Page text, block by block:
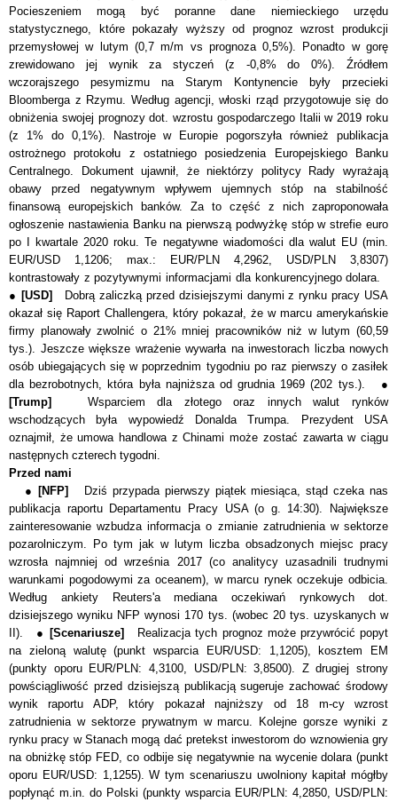
Pocieszeniem mogą być poranne dane niemieckiego urzędu
statystycznego, które pokazały wyższy od prognoz wzrost produkcji
przemysłowej w lutym (0,7 m/m vs prognoza 0,5%). Ponadto w gorę
zrewidowano jej wynik za styczeń (z -0,8% do 0%). Źródłem
wczorajszego pesymizmu na Starym Kontynencie były przecieki
Bloomberga z Rzymu. Według agencji, włoski rząd przygotowuje się do
obniżenia swojej prognozy dot. wzrostu gospodarczego Italii w 2019 roku
(z 1% do 0,1%). Nastroje w Europie pogorszyła również publikacja
ostrożnego protokołu z ostatniego posiedzenia Europejskiego Banku
Centralnego. Dokument ujawnił, że niektórzy politycy Rady wyrażają
obawy przed negatywnym wpływem ujemnych stóp na stabilność
finansową europejskich banków.
Za to część z nich zaproponowała
ogłoszenie nastawienia Banku na pierwszą podwyżkę stóp w strefie euro
po I kwartale 2020 roku. Te negatywne wiadomości dla walut EU (min.
EUR/USD 1,1206; max.: EUR/PLN 4,2962, USD/PLN 3,8307)
kontrastowały z pozytywnymi informacjami dla konkurencyjnego dolara.
● [USD]
Dobrą zaliczką przed dzisiejszymi danymi z rynku pracy USA
okazał się Raport Challengera, który pokazał, że w marcu amerykańskie
firmy planowały zwolnić o 21% mniej pracowników niż w lutym (60,59
tys.). Jeszcze większe wrażenie wywarła na inwestorach liczba nowych
osób ubiegających się w poprzednim tygodniu po raz pierwszy o zasiłek
dla bezrobotnych, która była najniższa od grudnia 1969 (202 tys.). ●
[Trump] Wsparciem dla złotego oraz innych walut rynków
wschodzących była wypowiedź Donalda Trumpa. Prezydent USA
oznajmił, że umowa handlowa z Chinami może zostać zawarta w ciągu
następnych czterech tygodni.
Przed nami
● [NFP] Dziś przypada pierwszy piątek miesiąca, stąd czeka nas
publikacja raportu Departamentu Pracy USA (o g. 14:30). Największe
zainteresowanie wzbudza informacja o zmianie zatrudnienia w sektorze
pozarolniczym. Po tym jak w lutym liczba obsadzonych miejsc pracy
wzrosła najmniej od września 2017 (co analitycy uzasadnili trudnymi
warunkami pogodowymi za oceanem), w marcu rynek oczekuje odbicia.
Według ankiety Reuters'a mediana oczekiwań rynkowych dot.
dzisiejszego wyniku NFP wynosi 170 tys. (wobec 20 tys. uzyskanych w
II). ● [Scenariusze] Realizacja tych prognoz może przywrócić popyt
na zieloną walutę (punkt wsparcia EUR/USD: 1,1205), kosztem EM
(punkty oporu EUR/PLN: 4,3100, USD/PLN: 3,8500). Z drugiej strony
powściągliwość przed dzisiejszą publikacją sugeruje zachować środowy
wynik raportu ADP, który pokazał najniższy od 18 m-cy wzrost
zatrudnienia w sektorze prywatnym w marcu. Kolejne gorsze wyniki z
rynku pracy w Stanach mogą dać pretekst inwestorom do wznowienia gry
na obniżkę stóp FED, co odbije się negatywnie na wycenie dolara (punkt
oporu EUR/USD: 1,1255). W tym scenariuszu uwolniony kapitał mógłby
popłynąć m.in. do Polski (punkty wsparcia EUR/PLN: 4,2850, USD/PLN: